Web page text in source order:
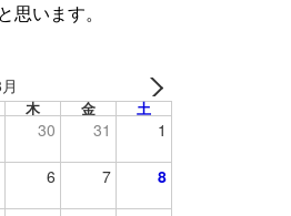
思います。
木 金 土
30 31 1
6 7 8